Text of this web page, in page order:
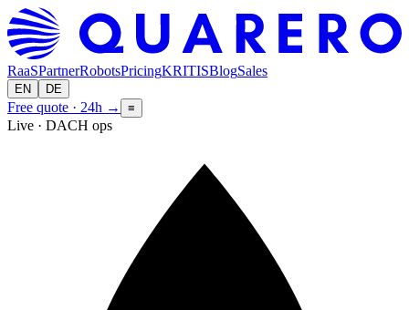
RaaSPartnerRobotsPricingKRITISBlogSales
EN DE
Free quote · 24h → ≡
Live · DACH ops